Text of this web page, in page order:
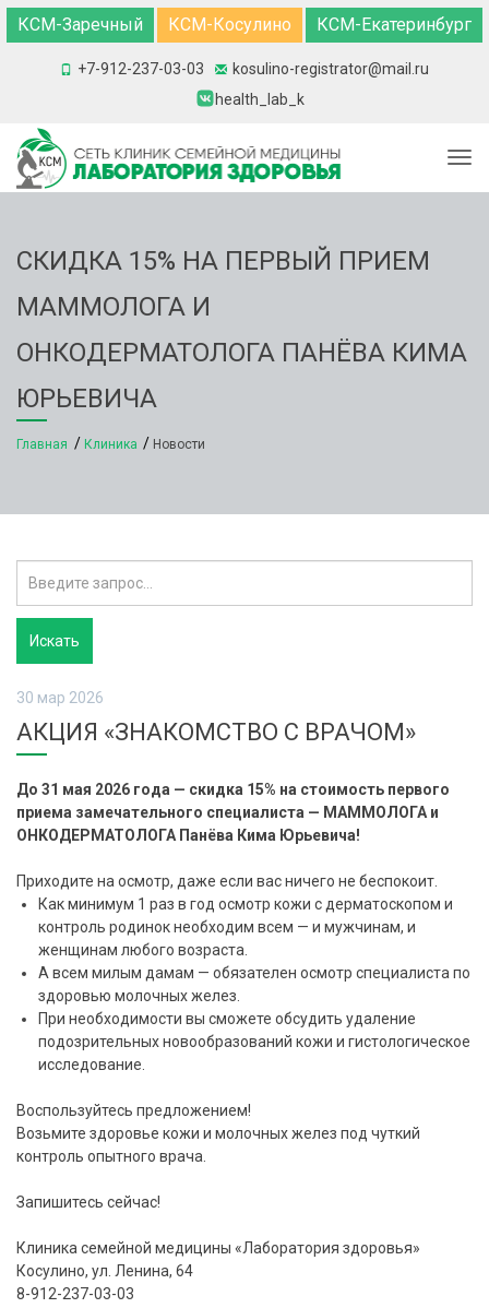
КСМ-Заречный КСМ-Косулино КСМ-Екатеринбург
+7-912-237-03-03
kosulino-registrator@mail.ru
health_lab_k
СКИДКА 15% НА ПЕРВЫЙ ПРИЕМ
МАММОЛОГА И
ОНКОДЕРМАТОЛОГА ПАНЁВА КИМА
ЮРЬЕВИЧА
Главная Клиника Новости
30 мар 2026
АКЦИЯ «ЗНАКОМСТВО С ВРАЧОМ»
До 31 мая 2026 года — скидка 15% на стоимость первого
приема замечательного специалиста — МАММОЛОГА и
ОНКОДЕРМАТОЛОГА Панёва Кима Юрьевича!
Приходите на осмотр, даже если вас ничего не беспокоит.
Как минимум 1 раз в год осмотр кожи с дерматоскопом и
контроль родинок необходим всем — и мужчинам, и
женщинам любого возраста.
А всем милым дамам — обязателен осмотр специалиста по
здоровью молочных желез.
При необходимости вы сможете обсудить удаление
подозрительных новообразований кожи и гистологическое
исследование.
Воспользуйтесь предложением!
Возьмите здоровье кожи и молочных желез под чуткий
контроль опытного врача.
Запишитесь сейчас!
Клиника семейной медицины «Лаборатория здоровья»
Косулино, ул. Ленина, 64
8-912-237-03-03